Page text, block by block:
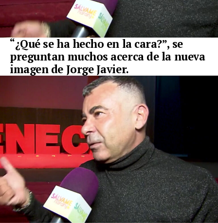
“¿Qué se ha hecho en la cara?”, se
preguntan muchos acerca de la nueva
imagen de Jorge Javier.